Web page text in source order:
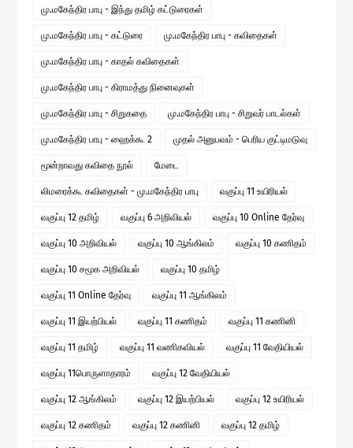
மு.மகேந்திர பாபு - இந்து தமிழ் கட்டுரைகள்
மு.மகேந்திர பாபு - கட்டுரை மு.மகேந்திர பாபு - கவிதைகள்
மு.மகேந்திர பாபு - காதல் கவிதைகள்
மு.மகேந்திர பாபு - கிராமத்து நினைவுகள்
மு.மகேந்திர பாபு - சிறுகதை மு.மகேந்திர பாபு - சிறுவர் பாடல்கள்
மு.மகேந்திர பாபு - ஹைக்கூ 2 முதல் அனுபவம் - பெரிய குட்டிமடுவு
மூன்றாவது கவிதை நூல் மேடை
லிமரைக்கூ கவிதைகள் - மு.மகேந்திர பாபு வகுப்பு 11 உயிரியல்
வகுப்பு 12 தமிழ் வகுப்பு 6 அறிவியல் வகுப்பு 10 Online தேர்வு
வகுப்பு 10 அறிவியல் வகுப்பு 10 ஆங்கிலம் வகுப்பு 10 கணிதம்
வகுப்பு 10 சமூக அறிவியல் வகுப்பு 10 தமிழ்
வகுப்பு 11 Online தேர்வு வகுப்பு 11 ஆங்கிலம்
வகுப்பு 11 இயற்பியல் வகுப்பு 11 கணிதம் வகுப்பு 11 கணினி
வகுப்பு 11 தமிழ் வகுப்பு 11 வணிகவியல் வகுப்பு 11 வேதியியல்
வகுப்பு 11பொருளாதாரம் வகுப்பு 12 வேதியியல்
வகுப்பு 12 ஆங்கிலம் வகுப்பு 12 இயற்பியல் வகுப்பு 12 உயிரியல்
வகுப்பு 12 கணிதம் வகுப்பு 12 கணினி வகுப்பு 12 தமிழ்